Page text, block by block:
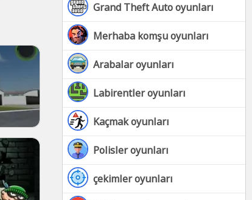
Grand Theft Auto oyunları
Merhaba komşu oyunları
Arabalar oyunları
Labirentler oyunları
Kaçmak oyunları
Polisler oyunları
çekimler oyunları